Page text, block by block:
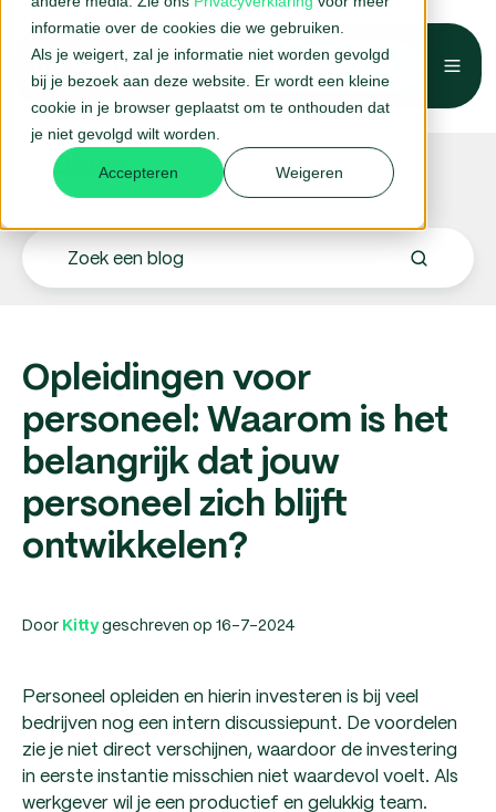
informatie over de cookies die we gebruiken.
Als je weigert, zal je informatie niet worden gevolgd
bij je bezoek aan deze website. Er wordt een kleine
cookie in je browser geplaatst om te onthouden dat
je niet gevolgd wilt worden.
Accepteren Weigeren
Belafspraak →
Blogs.
Opleidingen voor
personeel: Waarom is het
belangrijk dat jouw
personeel zich blijft
ontwikkelen?
Door Kittygeschreven op 16-7-2024
Personeel opleiden en hierin investeren is bij veel
bedrijven nog een intern discussiepunt. De voordelen
zie je niet direct verschijnen, waardoor de investering
in eerste instantie misschien niet waardevol voelt. Als
werkgever wil je een productief en gelukkig team.